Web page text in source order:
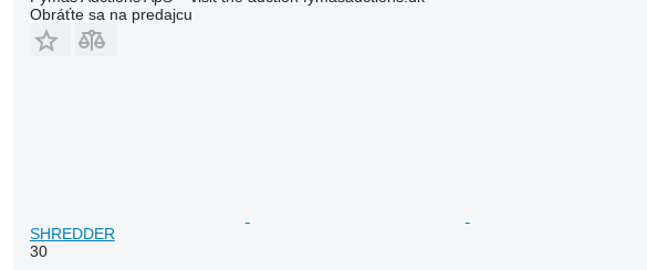
Obráťte sa na predajcu
SHREDDER
30